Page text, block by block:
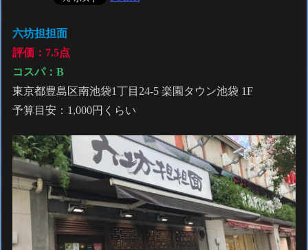
六坊担担面
評価：7.5点
コスパ：B
東京都豊島区南池袋1丁目24-5 楽園タウン池袋 1F
予算目安：1,000円くらい